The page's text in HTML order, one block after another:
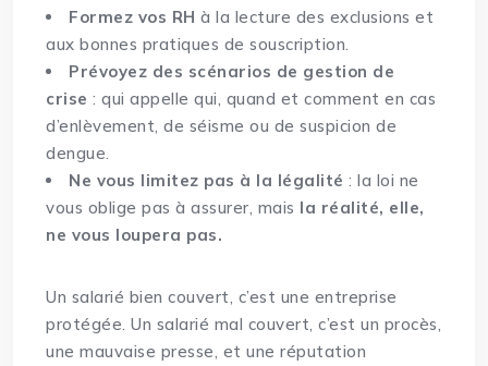
Formez vos RH à la lecture des exclusions et
aux bonnes pratiques de souscription.
Prévoyez des scénarios de gestion de
crise : qui appelle qui, quand et comment en cas
d’enlèvement, de séisme ou de suspicion de
dengue.
Ne vous limitez pas à la légalité : la loi ne
vous oblige pas à assurer, mais la réalité, elle,
ne vous loupera pas.
Un salarié bien couvert, c’est une entreprise
protégée. Un salarié mal couvert, c’est un procès,
une mauvaise presse, et une réputation